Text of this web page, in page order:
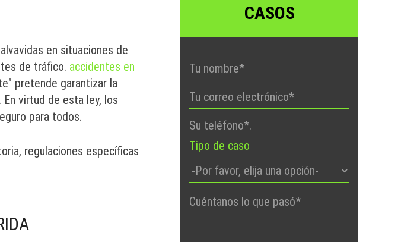
en situaciones de
de tráfico. accidentes en
pretende garantizar la
virtud de esta ley, los
para todos.
regulaciones específicas
CASOS
Tipo de caso
Por